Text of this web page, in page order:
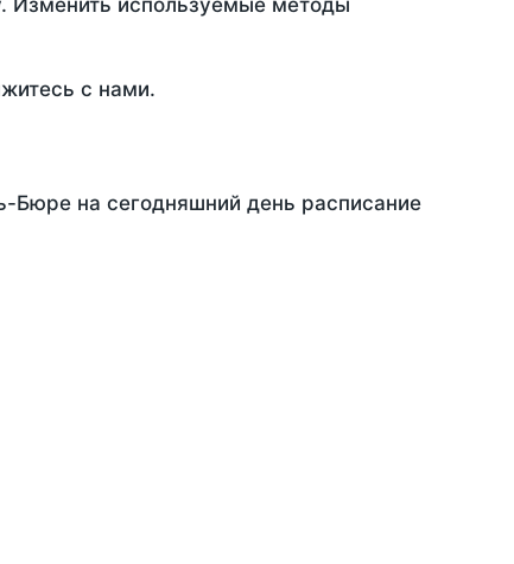
Изменить используемые методы
с нами.
Бюре на сегодняшний день расписание